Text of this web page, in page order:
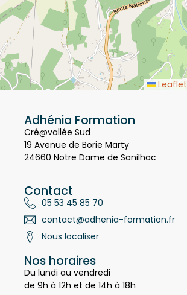
Leaflet
Adhénia Formation
Cré@vallée Sud
19 Avenue de Borie Marty
24660 Notre Dame de Sanilhac
Contact
05 53 45 85 70
contact@adhenia-formation.fr
Nous localiser
Nos horaires
Du lundi au vendredi
de 9h à 12h et de 14h à 18h